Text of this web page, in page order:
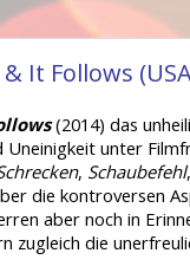
It Follows
(2014) das
unter
, Schaubefehl,
die kontroversen
aber noch in
die